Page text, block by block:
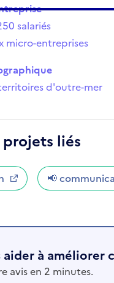
salariés
micro-entreprises
d'outre-mer
liés
📢
à améliorer
avis en 2 minutes.